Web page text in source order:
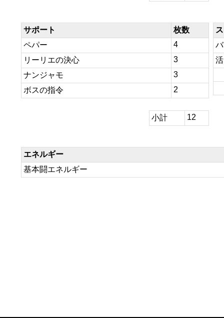
サポート
枚数
ペパー
4
リーリエの決心
3
ナンジャモ
3
ボスの指令
2
小計 12
エネルギー
基本闘エネルギー